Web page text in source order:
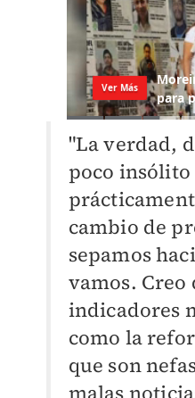
"La verdad,
poco insólito
cambio de
sepamos
vamos. Creo
indicadores
como la
que son